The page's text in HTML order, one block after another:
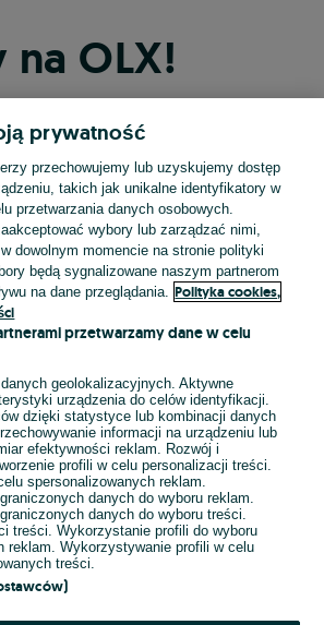
OLX!
przez Facebooka
przez konto Apple
przez konto Google
LUB
prywatność
przechowujemy lub uzyskujemy dostęp
takich jak unikalne identyfikatory w
przetwarzania danych osobowych.
wybory lub zarządzać nimi,
dowolnym momencie na stronie polityki
będą sygnalizowane naszym partnerom
na dane przeglądania.
Polityka cookies,
przetwarzamy dane w celu
geolokalizacyjnych. Aktywne
urządzenia do celów identyfikacji.
dzięki statystyce lub kombinacji danych
informacji na urządzeniu lub
efektywności reklam. Rozwój i
profili w celu personalizacji treści.
spersonalizowanych reklam.
danych do wyboru reklam.
danych do wyboru treści.
treści. Wykorzystanie profili do wyboru
reklam. Wykorzystywanie profili w celu
treści.